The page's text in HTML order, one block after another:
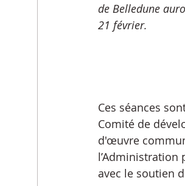
de Belledune
21 février.
Ces séances
Comité de
d'œuvre
l’Administration
avec le soutien